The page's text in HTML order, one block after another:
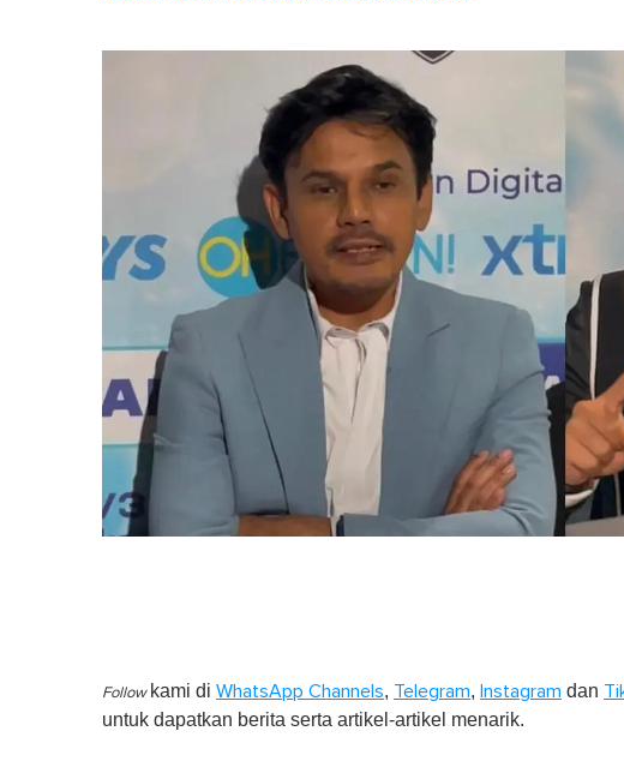
Follow kami di WhatsApp Channels, Telegram, Instagram dan
untuk dapatkan berita serta artikel-artikel menarik.